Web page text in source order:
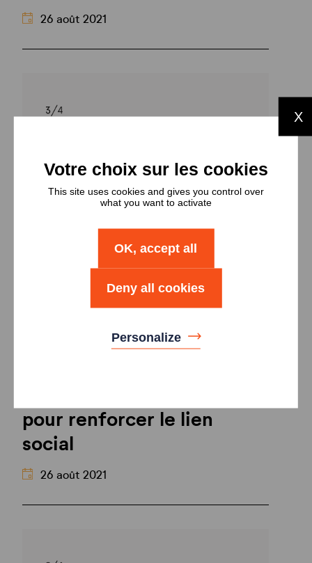
26 août 2021
JE SUIS LOCATAIRE JE SUIS UN INSTITUTIONNEL
MIEUX VIVRE ENSEMBLE -
solidaire et
pour renforcer le lien
social
26 août 2021
X
This site uses cookies and gives you control over
what you want to activate
OK, accept all
Deny all cookies
Personalize